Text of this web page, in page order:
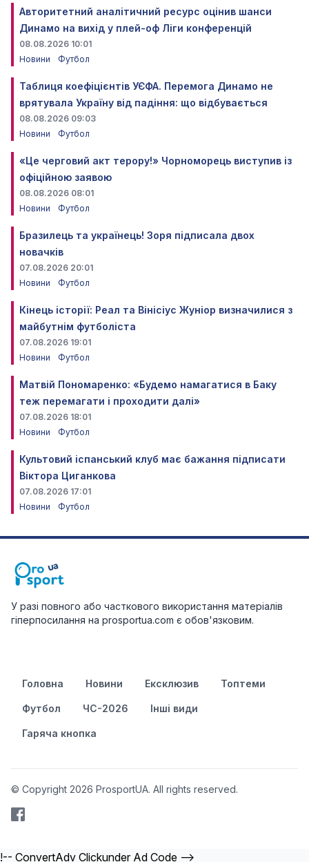
Авторитетний аналітичний ресурс оцінив шанси
Динамо на вихід у плей-оф Ліги конференцій
08.08.2026 10:01
Новини
Футбол
Таблиця коефіцієнтів УЄФА. Перемога Динамо не
врятувала Україну від падіння: що відбувається
08.08.2026 09:03
Новини
Футбол
«Це черговий акт терору!» Чорноморець виступив із
офіційною заявою
08.08.2026 08:01
Новини
Футбол
Бразилець та українець! Зоря підписала двох
новачків
07.08.2026 20:01
Новини
Футбол
Кінець історії: Реал та Вінісіус Жуніор визначилися з
майбутнім футболіста
07.08.2026 19:01
Новини
Футбол
Матвій Пономаренко: «Будемо намагатися в Баку
теж перемагати і проходити далі»
07.08.2026 18:01
Новини
Футбол
Культовий іспанський клуб має бажання підписати
Віктора Циганкова
07.08.2026 17:01
Новини
Футбол
У разі повного або часткового використання матеріалів
гіперпосилання на prosportua.com є обов'язковим.
Головна Новини Ексклюзив Топтеми
Футбол ЧС-2026 Інші види
Гаряча кнопка
© Copyright 2026 ProsportUA. All rights reserved.
!-- ConvertAdv Clickunder Ad Code -->